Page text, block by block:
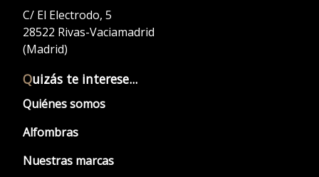
C/ El Electrodo, 5
28522 Rivas-Vaciamadrid
(Madrid)
Quizás te interese...
Quiénes somos
Alfombras
Nuestras marcas